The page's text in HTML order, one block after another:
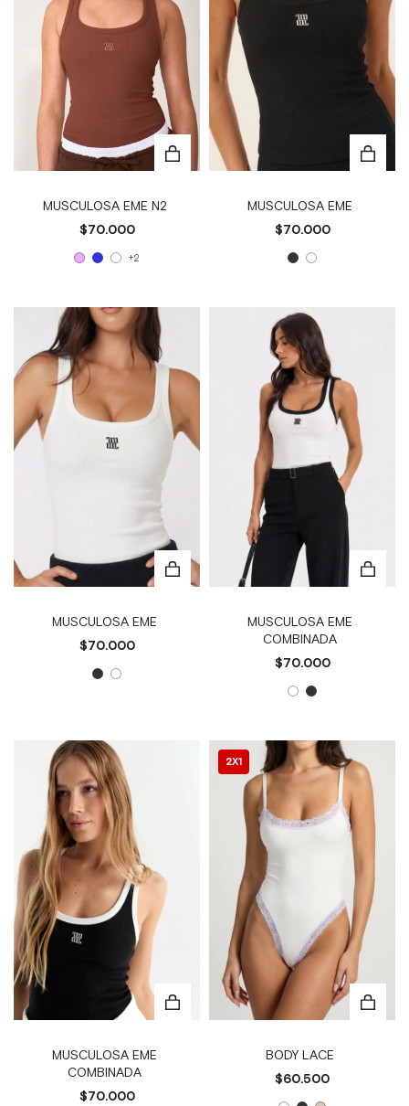
MUSCULOSA EME N2
$70.000
+2
MUSCULOSA EME
$70.000
MUSCULOSA EME
$70.000
MUSCULOSA EME
COMBINADA
$70.000
MUSCULOSA EME
COMBINADA
$70.000
2X1
BODY LACE
$60.500